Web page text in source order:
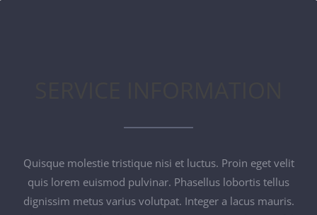
Quisque molestie tristique nisi et luctus. Proin eget velit
quis lorem euismod pulvinar. Phasellus lobortis tellus
dignissim metus varius volutpat. Integer a lacus mauris.